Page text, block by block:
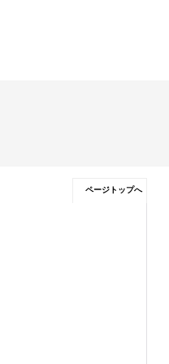
ページトップへ